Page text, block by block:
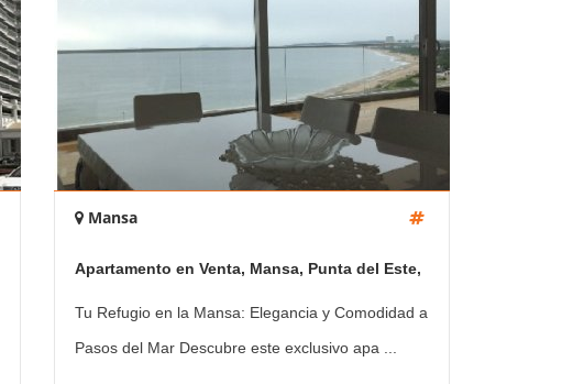
Mansa
Apartamento en Venta, Mansa, Punta del Este,
3 Dormitorios.
Tu Refugio en la Mansa: Elegancia y Comodidad a
Pasos del Mar Descubre este exclusivo apa ...